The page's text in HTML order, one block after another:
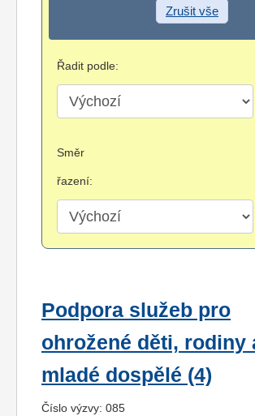
Zrušit vše
Řadit podle:
Směr
řazení:
Podpora služeb pro
ohrožené děti, rodiny
mladé dospělé (4)
Číslo výzvy: 085